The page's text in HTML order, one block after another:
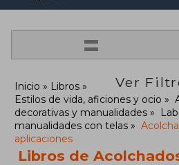
=
Ver
Inicio
Libros
Estilos de vida, aficiones y ocio
decorativas y manualidades
manualidades con telas
aplicaciones
Libros de